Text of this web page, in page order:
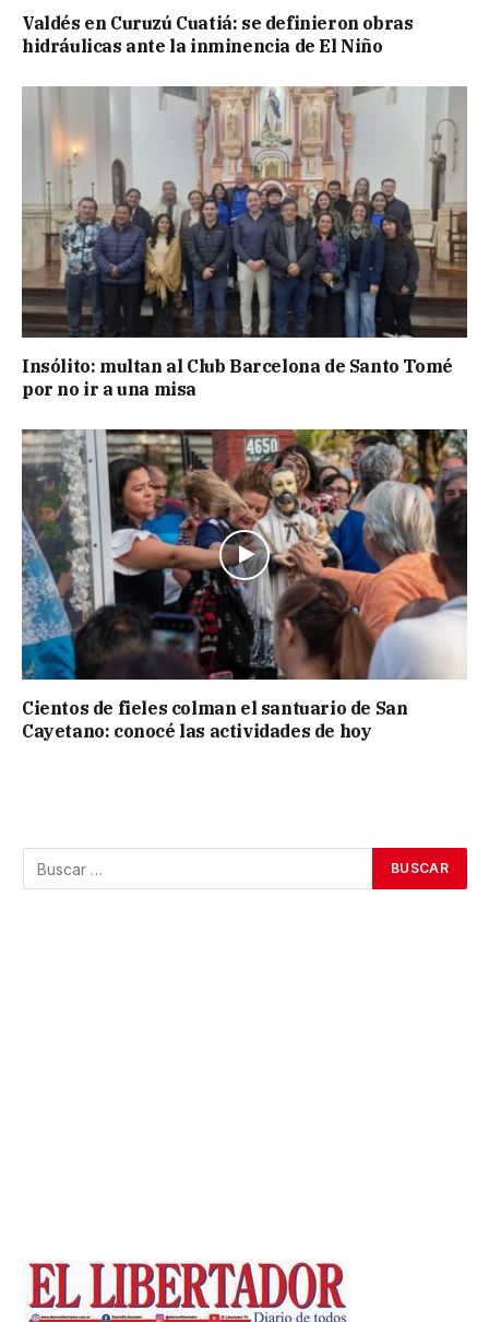
Valdés en Curuzú Cuatiá: se definieron obras
hidráulicas ante la inminencia de El Niño
Insólito: multan al Club Barcelona de Santo Tomé
por no ir a una misa
Cientos de fieles colman el santuario de San
Cayetano: conocé las actividades de hoy